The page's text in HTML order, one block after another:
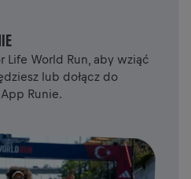
Life World Run, aby wziąć
lub dołącz do
Runie.